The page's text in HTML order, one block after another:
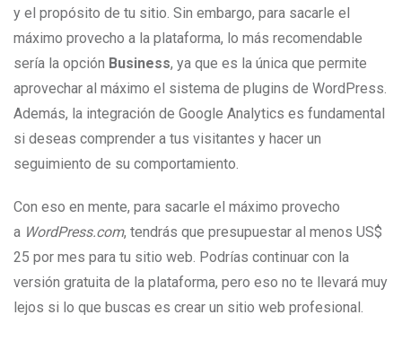
y el propósito de tu sitio. Sin embargo, para sacarle el
máximo provecho a la plataforma, lo más recomendable
sería la opción Business, ya que es la única que permite
aprovechar al máximo el sistema de plugins de WordPress.
Además, la integración de Google Analytics es fundamental
si deseas comprender a tus visitantes y hacer un
seguimiento de su comportamiento.
Con eso en mente, para sacarle el máximo provecho
a WordPress.com, tendrás que presupuestar al menos US$
25 por mes para tu sitio web. Podrías continuar con la
versión gratuita de la plataforma, pero eso no te llevará muy
lejos si lo que buscas es crear un sitio web profesional.